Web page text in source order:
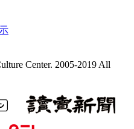
Center. 2005-2019 All